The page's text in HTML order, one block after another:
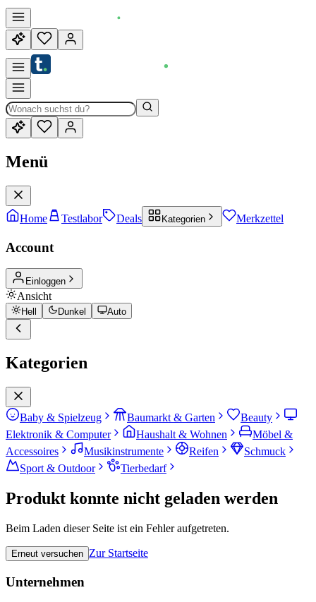
Menü
Home Testlabor Deals Kategorien Merkzettel
Account
Einloggen
Ansicht
Hell Dunkel Auto
Kategorien
Baby & Spielzeug Baumarkt & Garten
Beauty
Elektronik & Computer
Haushalt & Wohnen
Möbel &
Accessoires
Musikinstrumente Reifen
Schmuck
Sport & Outdoor
Tierbedarf
Produkt konnte nicht geladen werden
Beim Laden dieser Seite ist ein Fehler aufgetreten.
Erneut versuchen Zur Startseite
Unternehmen